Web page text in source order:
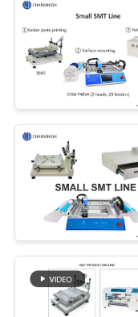
CONTACTEZ-
NOUS
NOUVELLES
SHOPPING
ON
CARTE
Four